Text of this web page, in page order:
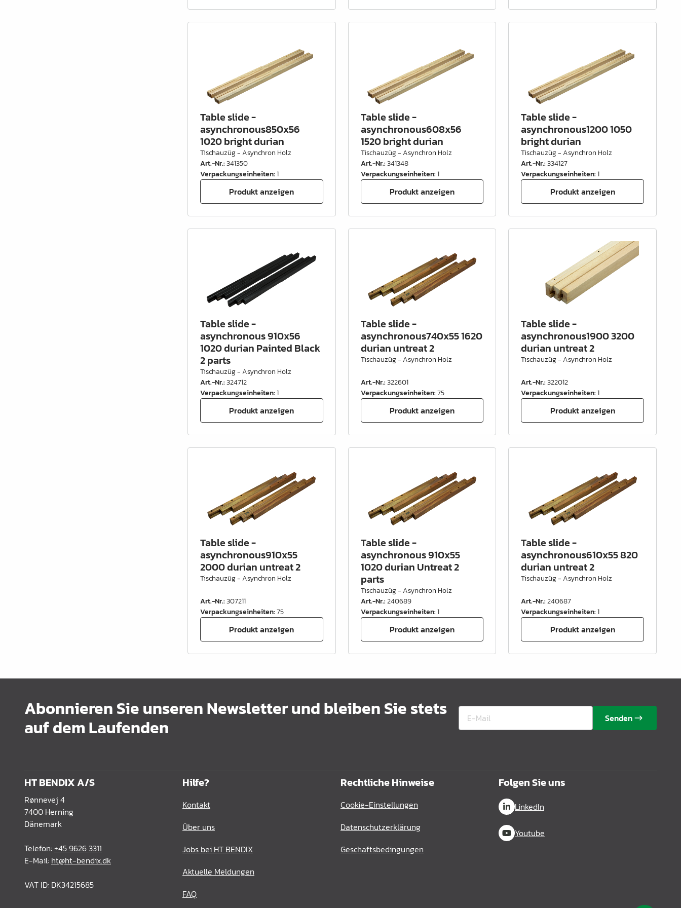
Table slide -
asynchronous850x56
1020 bright durian
Tischauzüg - Asynchron Holz
Art.-Nr.:341350
Verpackungseinheiten:1
Produkt anzeigen
Table slide -
asynchronous608x56
1520 bright durian
Tischauzüg - Asynchron Holz
Art.-Nr.:341348
Verpackungseinheiten:1
Produkt anzeigen
Table slide -
asynchronous1200 1050
bright durian
Tischauzüg - Asynchron Holz
Art.-Nr.:334127
Verpackungseinheiten:1
Produkt anzeigen
Table slide -
asynchronous 910x56
1020 durian Painted Black
2 parts
Tischauzüg - Asynchron Holz
Art.-Nr.:324712
Verpackungseinheiten:1
Produkt anzeigen
Table slide -
asynchronous740x55 1620
durian untreat 2
Tischauzüg - Asynchron Holz
Art.-Nr.:322601
Verpackungseinheiten:75
Produkt anzeigen
Table slide -
asynchronous1900 3200
durian untreat 2
Tischauzüg - Asynchron Holz
Art.-Nr.:322012
Verpackungseinheiten:1
Produkt anzeigen
Table slide -
asynchronous910x55
2000 durian untreat 2
Tischauzüg - Asynchron Holz
Art.-Nr.:307211
Verpackungseinheiten:75
Produkt anzeigen
Table slide -
asynchronous 910x55
1020 durian Untreat 2
parts
Tischauzüg - Asynchron Holz
Art.-Nr.:240689
Verpackungseinheiten:1
Produkt anzeigen
Table slide -
asynchronous610x55 820
durian untreat 2
Tischauzüg - Asynchron Holz
Art.-Nr.:240687
Verpackungseinheiten:1
Produkt anzeigen
Abonnieren Sie unseren Newsletter und bleiben Sie stets
auf dem Laufenden Senden
HT BENDIX A/S
Rønnevej 4
7400 Herning
Dänemark
Telefon: +45 9626 3311
E-Mail: ht@ht-bendix.dk
VAT ID: DK34215685
Hilfe?
Kontakt
Über uns
Jobs bei HT BENDIX
Aktuelle Meldungen
FAQ
Rechtliche Hinweise
Cookie-Einstellungen
Datenschutzerklärung
Geschaftsbedingungen
Folgen Sie uns
LinkedIn
Youtube